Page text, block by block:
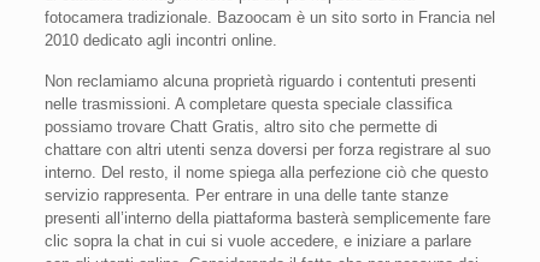
fotocamera tradizionale. Bazoocam è un sito sorto in Francia nel
2010 dedicato agli incontri online.
Non reclamiamo alcuna proprietà riguardo i contentuti presenti
nelle trasmissioni. A completare questa speciale classifica
possiamo trovare Chatt Gratis, altro sito che permette di
chattare con altri utenti senza doversi per forza registrare al suo
interno. Del resto, il nome spiega alla perfezione ciò che questo
servizio rappresenta. Per entrare in una delle tante stanze
presenti all’interno della piattaforma basterà semplicemente fare
clic sopra la chat in cui si vuole accedere, e iniziare a parlare